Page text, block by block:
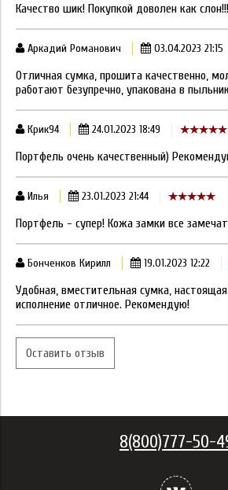
Качество шик! Покупкой доволен как слон!!!
Аркадий Романович 03.04.2023 21:15
Отличная сумка, прошита качественно,
работают безупречно, упакована в
Крик94 24.01.2023 18:49
Портфель очень качественный)
Илья 23.01.2023 21:44
Портфель - супер! Кожа замки все
Бонченков Кирилл 19.01.2023 12:22
Удобная, вместительная сумка,
исполнение отличное. Рекомендую!
Оставить отзыв
8(800)777-50-